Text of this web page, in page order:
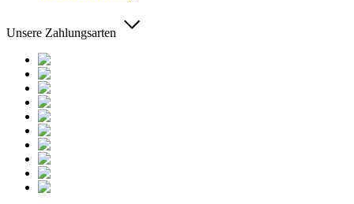
Unsere Zahlungsarten